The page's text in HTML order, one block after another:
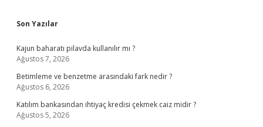
Sidebar
Son Yazılar
Kajun baharatı pilavda kullanılır mı ?
Ağustos 7, 2026
Betimleme ve benzetme arasındaki fark nedir ?
Ağustos 6, 2026
Katılım bankasından ihtiyaç kredisi çekmek caiz midir ?
Ağustos 5, 2026